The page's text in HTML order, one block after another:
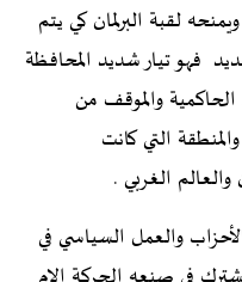
لقبة البرلمان كي يتم
فهو تيار شديد المحافظة
والموقف من
التي كانت
الغربي .
والعمل السياسي في